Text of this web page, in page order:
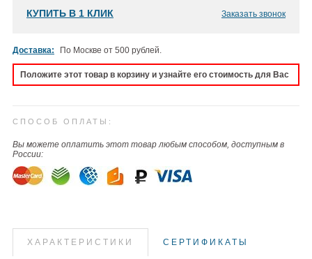
КУПИТЬ В 1 КЛИК Заказать звонок
Доставка: По Москве от 500 рублей.
Положите этот товар в корзину и узнайте его стоимость для Вас
СПОСОБ ОПЛАТЫ:
Вы можете оплатить этот товар любым способом, доступным в
России:
ХАРАКТЕРИСТИКИ СЕРТИФИКАТЫ